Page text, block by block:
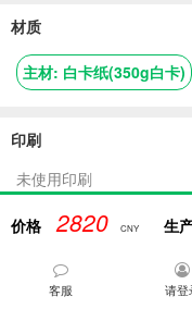
材质
主材: 白卡纸(350g白卡)
印刷
未使用印刷
工艺
覆光膜 品检
价格 2820 CNY 生
客服 请登